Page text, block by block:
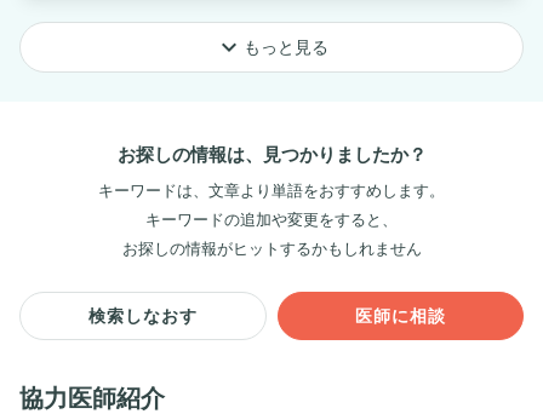
keyboard_arrow_down もっと見る
お探しの情報は、見つかりましたか？
キーワードは、文章より単語をおすすめします。
キーワードの追加や変更をすると、
お探しの情報がヒットするかもしれません
検索しなおす 医師に相談
協力医師紹介